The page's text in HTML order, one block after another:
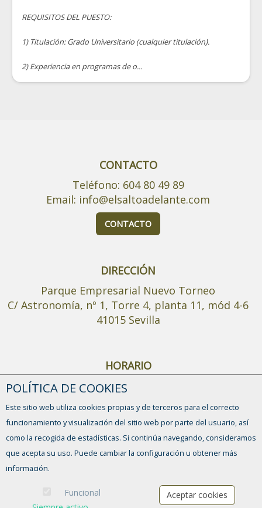
REQUISITOS DEL PUESTO:
1) Titulación: Grado Universitario (cualquier titulación).
2) Experiencia en programas de o...
CONTACTO
Teléfono: 604 80 49 89
Email: info@elsaltoadelante.com
CONTACTO
DIRECCIÓN
Parque Empresarial Nuevo Torneo
C/ Astronomía, nº 1, Torre 4, planta 11, mód 4-6
41015 Sevilla
HORARIO
Mañana: De 9:00-14:00h de Lunes a Viernes
POLÍTICA DE COOKIES
Este sitio web utiliza cookies propias y de terceros para el correcto
funcionamiento y visualización del sitio web por parte del usuario, así
como la recogida de estadísticas. Si continúa navegando, consideramos
que acepta su uso. Puede cambiar la configuración u obtener más
información.
Funcional
Aceptar cookies